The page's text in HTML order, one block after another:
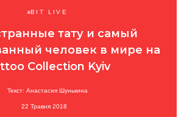
BIT LIVE
тату и самый
человек в мире на
Collection Kyiv
Текст: Анастасия Шунькина
22 Травня 2018